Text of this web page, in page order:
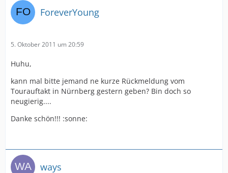
ForeverYoung
5. Oktober 2011 um 20:59
Huhu,
kann mal bitte jemand ne kurze Rückmeldung vom
Tourauftakt in Nürnberg gestern geben? Bin doch so
neugierig....
Danke schön!!! :sonne:
ways